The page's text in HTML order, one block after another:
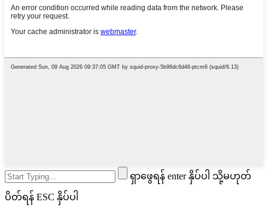
ရှာဖွေရန် enter နှိပ်ပါ သို့မဟုတ်
ပိတ်ရန် ESC နှိပ်ပါ